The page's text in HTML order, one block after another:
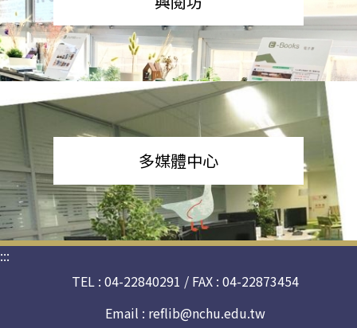
多媒體中心
:::
TEL : 04-22840291 / FAX : 04-22873454
Email : reflib@nchu.edu.tw